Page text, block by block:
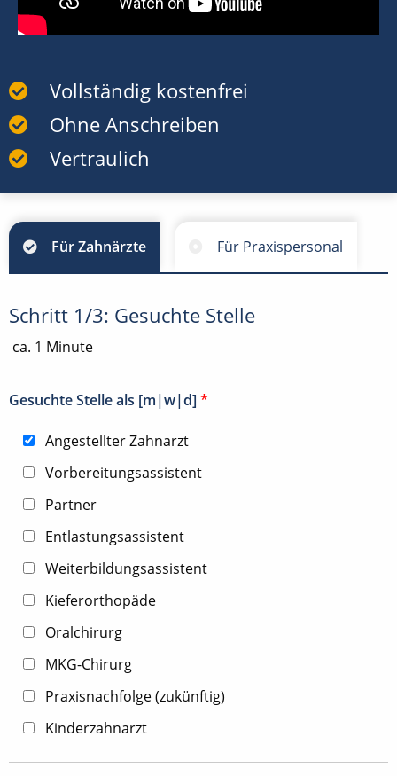
Vollständig kostenfrei
Ohne Anschreiben
Vertraulich
Für Zahnärzte Für Praxispersonal
Schritt 1/3: Gesuchte Stelle
ca. 1 Minute
Gesuchte Stelle als [m|w|d] *
Angestellter Zahnarzt
Vorbereitungsassistent
Partner
Entlastungsassistent
Weiterbildungsassistent
Kieferorthopäde
Oralchirurg
MKG-Chirurg
Praxisnachfolge (zukünftig)
Kinderzahnarzt